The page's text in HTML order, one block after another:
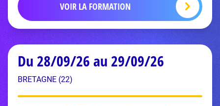
VOIR LA FORMATION
Du 28/09/26 au 29/09/26
BRETAGNE (22)